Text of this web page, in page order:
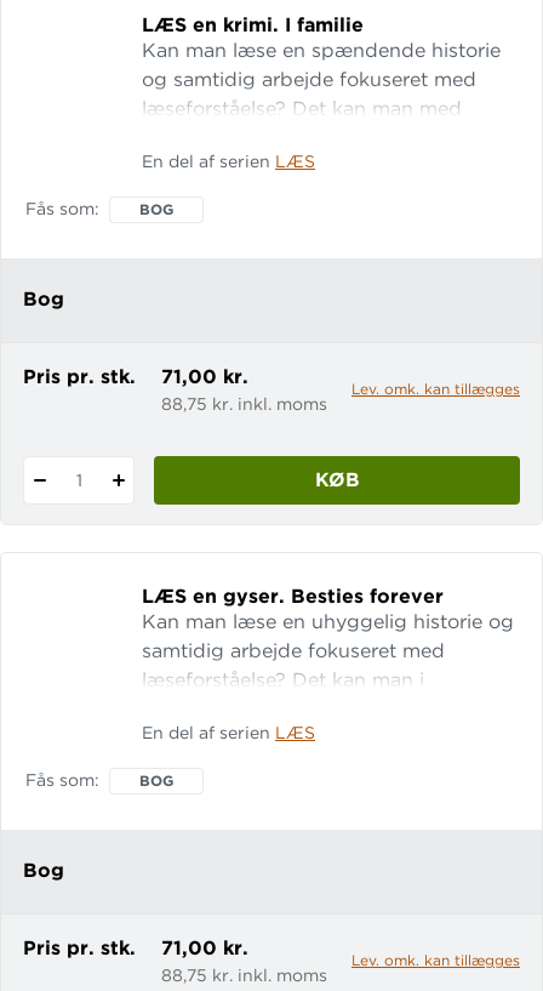
LÆS en krimi. I familie
Kan man læse en spændende historie
og samtidig arbejde fokuseret med
læseforståelse? Det kan man med
David skal egentlig til skak-træf, men
En del af serien LÆS
Fås som BOG
Bog
Pris pr. stk. 71,00 kr.
88,75 kr. inkl. moms
Lev. omk. kan tillægges
1 KØB
LÆS en gyser. Besties forever
Kan man læse en uhyggelig historie og
samtidig arbejde fokuseret med
læseforståelse? Det kan man i
forever. Josefine er optaget af
En del af serien LÆS
Fås som BOG
Bog
Pris pr. stk. 71,00 kr.
88,75 kr. inkl. moms
Lev. omk. kan tillægges